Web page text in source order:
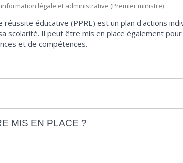
légale et administrative (Premier ministre)
éducative (PPRE) est un plan d'actions
scolarité. Il peut être mis en place également
et de compétences.
MIS EN PLACE ?